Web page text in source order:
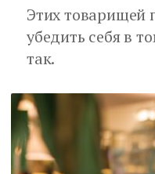
Этих товарищей
убедить себя в
так.